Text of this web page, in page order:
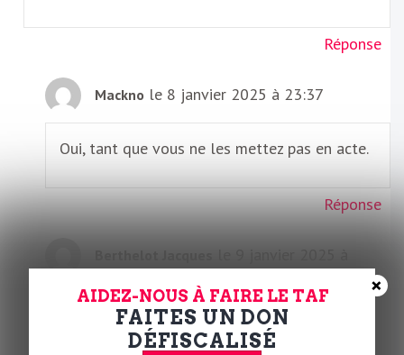
Réponse
Mackno le 8 janvier 2025 à 23:37
Oui, tant que vous ne les mettez pas en acte.
Réponse
06:35
Si la réponse à cette question serait hélas oui
AIDEZ-NOUS À FAIRE LE TAF
FAITES UN DON
DÉFISCALISÉ
×